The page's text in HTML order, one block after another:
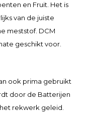
en Fruit. Het is
van de juiste
meststof. DCM
geschikt voor.
ook prima gebruikt
door de Batterijen
rekwerk geleid.